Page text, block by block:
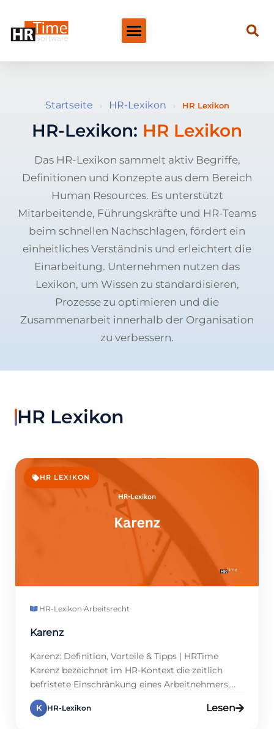
Startseite › HR-Lexikon › HR Lexikon
HR-Lexikon: HR Lexikon
Das HR-Lexikon sammelt aktiv Begriffe,
Definitionen und Konzepte aus dem Bereich
Human Resources. Es unterstützt
Mitarbeitende, Führungskräfte und HR-Teams
beim schnellen Nachschlagen, fördert ein
einheitliches Verständnis und erleichtert die
Einarbeitung. Unternehmen nutzen das
Lexikon, um Wissen zu standardisieren,
Prozesse zu optimieren und die
Zusammenarbeit innerhalb der Organisation
zu verbessern.
HR Lexikon
HR LEXIKON
HR-Lexikon·Arbeitsrecht
Karenz
Karenz: Definition, Vorteile & Tipps | HRTime
Karenz bezeichnet im HR-Kontext die zeitlich
befristete Einschränkung eines Arbeitnehmers,
nach einem Beschäftigungsverhältnis bestimmte
Tätigkeiten auszuüben. Meist tritt ein
K HR-Lexikon Lesen